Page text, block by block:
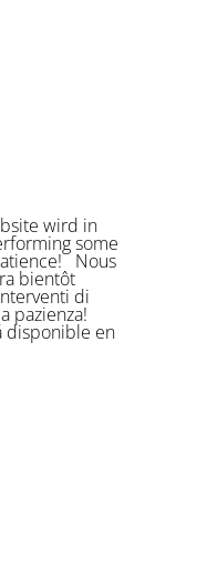
wird in
some
Nous
bientôt
di
pazienza!
disponible en